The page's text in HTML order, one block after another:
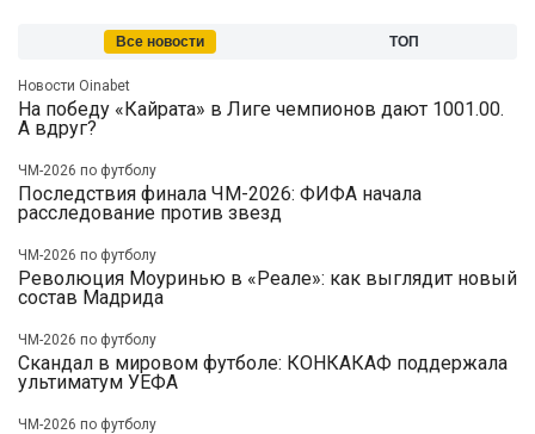
Все новости ТОП
Новости Oinabet
На победу «Кайрата» в Лиге чемпионов дают 1001.00.
А вдруг?
ЧМ-2026 по футболу
Последствия финала ЧМ-2026: ФИФА начала
расследование против звезд
ЧМ-2026 по футболу
Революция Моуринью в «Реале»: как выглядит новый
состав Мадрида
ЧМ-2026 по футболу
Скандал в мировом футболе: КОНКАКАФ поддержала
ультиматум УЕФА
ЧМ-2026 по футболу